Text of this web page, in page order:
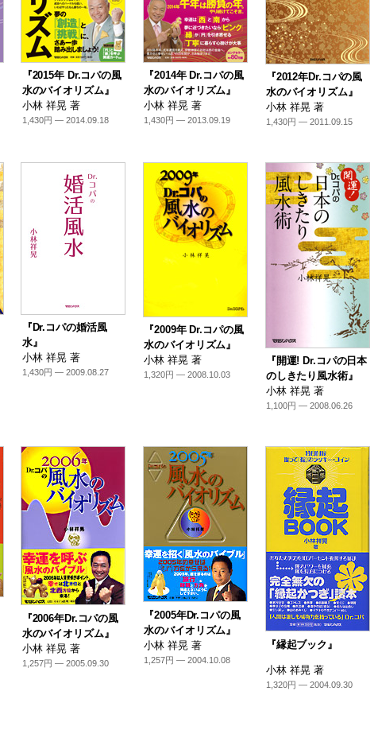
『2015年 Dr.コパの風
水のバイオリズム』
小林 祥晃 著
1,430円 — 2014.09.18
『2014年 Dr.コパの風
水のバイオリズム』
小林 祥晃 著
1,430円 — 2013.09.19
『2012年Dr.コパの風
水のバイオリズム』
小林 祥晃 著
1,430円 — 2011.09.15
『Dr.コパの婚活風
水』
小林 祥晃 著
1,430円 — 2009.08.27
『2009年 Dr.コパの風
水のバイオリズム』
小林 祥晃 著
1,320円 — 2008.10.03
『開運! Dr.コパの日本
のしきたり風水術』
小林 祥晃 著
1,100円 — 2008.06.26
『2006年Dr.コパの風
水のバイオリズム』
小林 祥晃 著
1,257円 — 2005.09.30
『2005年Dr.コパの風
水のバイオリズム』
小林 祥晃 著
1,257円 — 2004.10.08
『縁起ブック』
小林 祥晃 著
1,320円 — 2004.09.30